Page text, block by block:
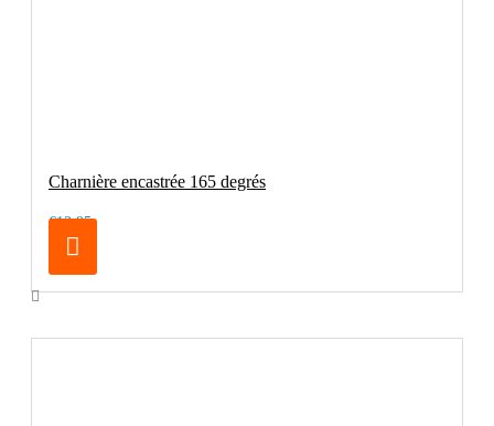
Charnière encastrée 165 degrés
€13.95